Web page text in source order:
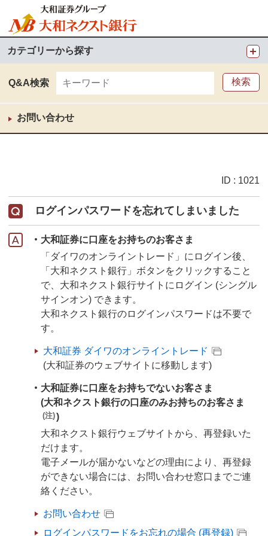
カテゴリーから探す
Q&A検索
お問い合わせ
ID : 1021
ログインパスワードを忘れてしまいました
大和証券に口座をお持ちのお客さま
「ダイワのオンライントレード」にログイン後、
「大和ネクスト銀行」ボタンをクリックすること
で、大和ネクスト銀行サイトにログイン (シングル
サインオン) できます。
大和ネクスト銀行のログインパスワードは不要で
す。
大和証券 ダイワのオンライントレード
(大和証券のウェブサイトに移動します)
大和証券に口座をお持ちでないお客さま
(大和ネクスト銀行の口座のみお持ちのお客さま
(注))
大和ネクスト銀行ウェブサイトから、再登録いた
だけます。
電子メールが届かないなどの理由により、再登録
ができない場合には、お問い合わせ窓口までご連
絡ください。
お問い合わせ
ログインパスワードをお忘れの場合 (再登録)